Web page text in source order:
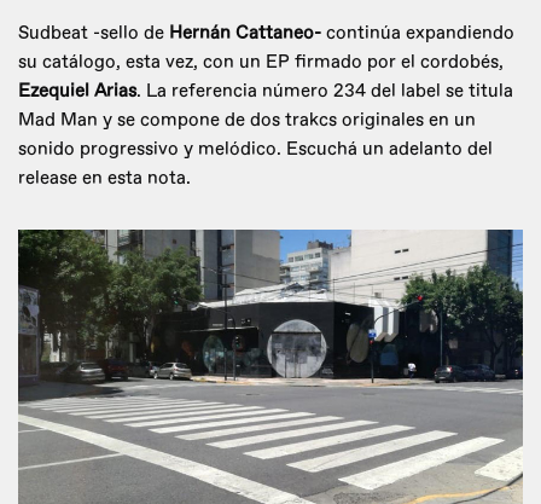
Sudbeat -sello de Hernán Cattaneo- continúa expandiendo
su catálogo, esta vez, con un EP firmado por el cordobés,
Ezequiel Arias. La referencia número 234 del label se titula
Mad Man y se compone de dos trakcs originales en un
sonido progressivo y melódico. Escuchá un adelanto del
release en esta nota.